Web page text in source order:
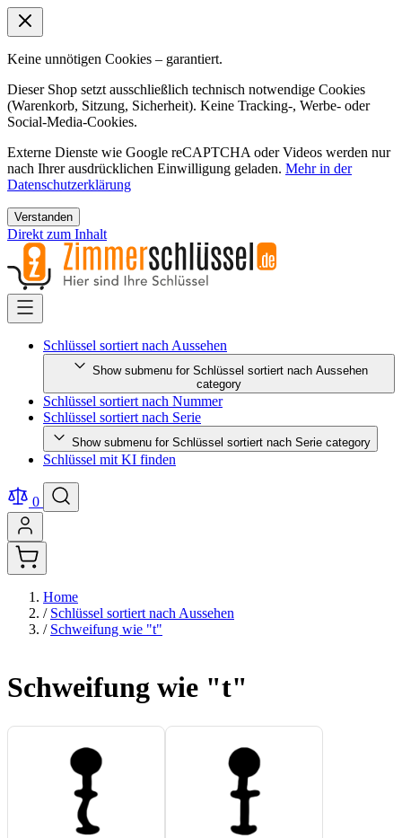
Keine unnötigen Cookies – garantiert.
Dieser Shop setzt ausschließlich technisch notwendige Cookies
(Warenkorb, Sitzung, Sicherheit). Keine Tracking-, Werbe- oder
Social-Media-Cookies.
Externe Dienste wie Google reCAPTCHA oder Videos werden nur
nach Ihrer ausdrücklichen Einwilligung geladen. Mehr in der
Datenschutzerklärung
Verstanden
Direkt zum Inhalt
Schlüssel sortiert nach Aussehen
Show submenu for Schlüssel sortiert nach Aussehen
category
Schlüssel sortiert nach Nummer
Schlüssel sortiert nach Serie
Show submenu for Schlüssel sortiert nach Serie category
Schlüssel mit KI finden
0
Home
/ Schlüssel sortiert nach Aussehen
/ Schweifung wie "t"
Schweifung wie "t"